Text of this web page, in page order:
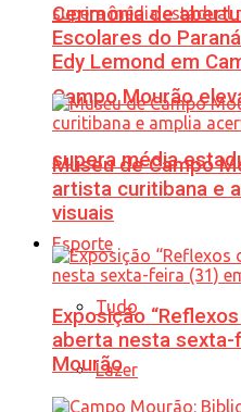
Campo Mourão
supera média
Esporte
Tudo
Lazer
Cerimônia de
Escolares do
Edy Lemond em
Museu de Campo
artista curitibana e
visuais
Exposição
aberta nesta
Mourão